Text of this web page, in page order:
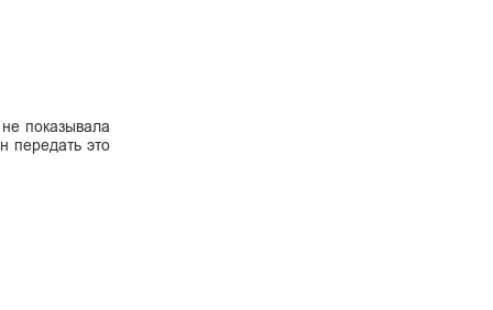
показывала
передать это